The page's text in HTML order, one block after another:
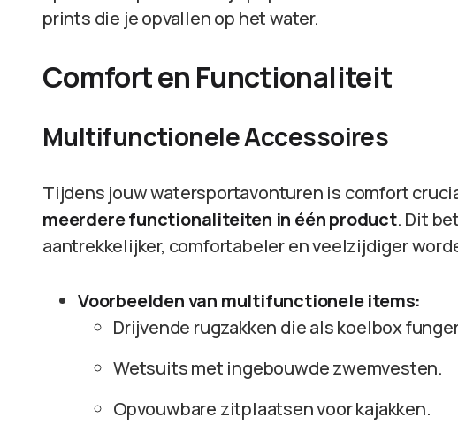
prints die je opvallen op het water.
Comfort en Functionaliteit
Multifunctionele Accessoires
Tijdens jouw watersportavonturen is comfort
meerdere functionaliteiten in één product. Dit
aantrekkelijker, comfortabeler en veelzijdiger
Voorbeelden van multifunctionele items:
Drijvende rugzakken die als koelbox
Wetsuits met ingebouwde zwemvesten.
Opvouwbare zitplaatsen voor kajakken.